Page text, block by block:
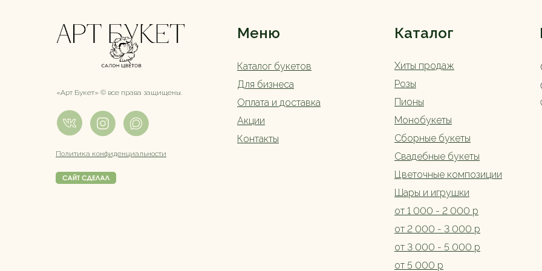
Меню Каталог
Каталог букетов
Политика конфиденциальности
Оплата и доставка
Сборные букеты
Свадебные букеты
«Арт Букет» ©️ все права защищены.
Для бизнеса
Хиты продаж
Монобукеты
Цветочные композиции
Акции
от 5 000 р
Контакты
Шары и игрушки
от 1 000 - 2 000 р
от 2 000 - 3 000 р
от 3 000 - 5 000 р
Розы
Пионы